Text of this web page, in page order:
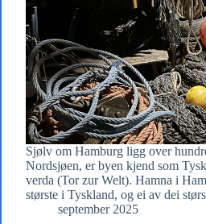
Sjølv om Hamburg ligg over
Nordsjøen, er byen kjend som
verda (Tor zur Welt). Hamna i
største i Tyskland, og ei av dei
september 2025